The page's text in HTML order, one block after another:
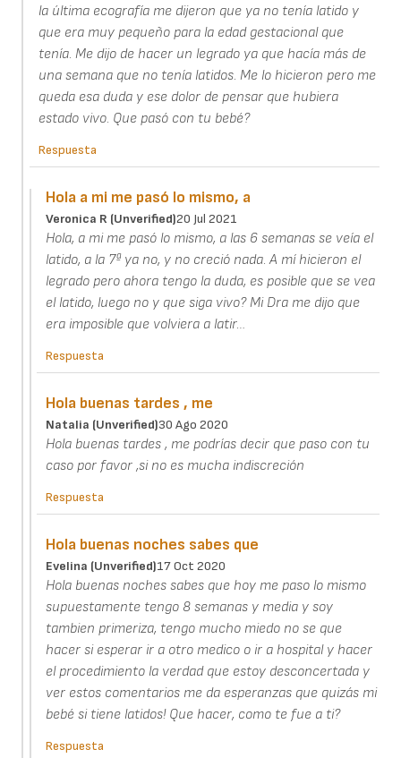
la última ecografía me dijeron que ya no tenía latido y
que era muy pequeño para la edad gestacional que
tenía. Me dijo de hacer un legrado ya que hacía más de
una semana que no tenía latidos. Me lo hicieron pero me
queda esa duda y ese dolor de pensar que hubiera
estado vivo. Que pasó con tu bebé?
Respuesta
Hola a mi me pasó lo mismo, a
Veronica R (unverified)20 Jul 2021
Hola, a mi me pasó lo mismo, a las 6 semanas se veía el
latido, a la 7ª ya no, y no creció nada. A mí hicieron el
legrado pero ahora tengo la duda, es posible que se vea
el latido, luego no y que siga vivo? Mi Dra me dijo que
era imposible que volviera a latir…
Respuesta
Hola buenas tardes , me
Natalia (unverified)30 Ago 2020
Hola buenas tardes , me podrías decir que paso con tu
caso por favor ,si no es mucha indiscreción
Respuesta
Hola buenas noches sabes que
Evelina (unverified)17 Oct 2020
Hola buenas noches sabes que hoy me paso lo mismo
supuestamente tengo 8 semanas y media y soy
tambien primeriza, tengo mucho miedo no se que
hacer si esperar ir a otro medico o ir a hospital y hacer
el procedimiento la verdad que estoy desconcertada y
ver estos comentarios me da esperanzas que quizás mi
bebé si tiene latidos! Que hacer, como te fue a ti?
Respuesta